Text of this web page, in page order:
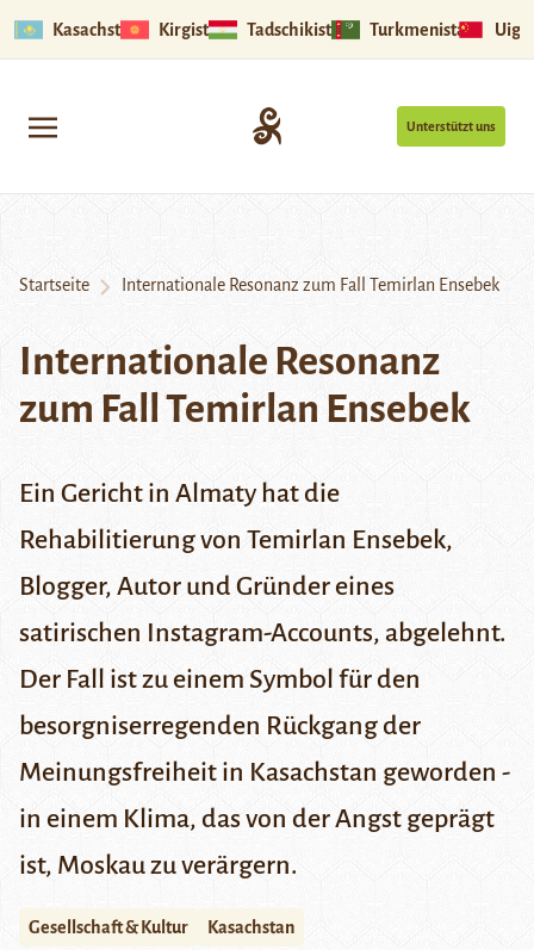
Kasachstan Kirgistan Tadschikistan Turkmenistan
Unterstützt uns
Startseite Internationale Resonanz zum Fall Temirlan Ensebek
Internationale Resonanz
zum Fall Temirlan Ensebek
Ein Gericht in Almaty hat die
Rehabilitierung von Temirlan Ensebek,
Blogger, Autor und Gründer eines
satirischen Instagram-Accounts, abgelehnt.
Der Fall ist zu einem Symbol für den
besorgniserregenden Rückgang der
Meinungsfreiheit in Kasachstan geworden -
in einem Klima, das von der Angst geprägt
ist, Moskau zu verärgern.
Gesellschaft & Kultur
Kasachstan